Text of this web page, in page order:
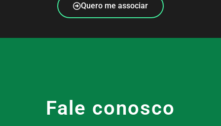
Quero me associar
Fale conosco